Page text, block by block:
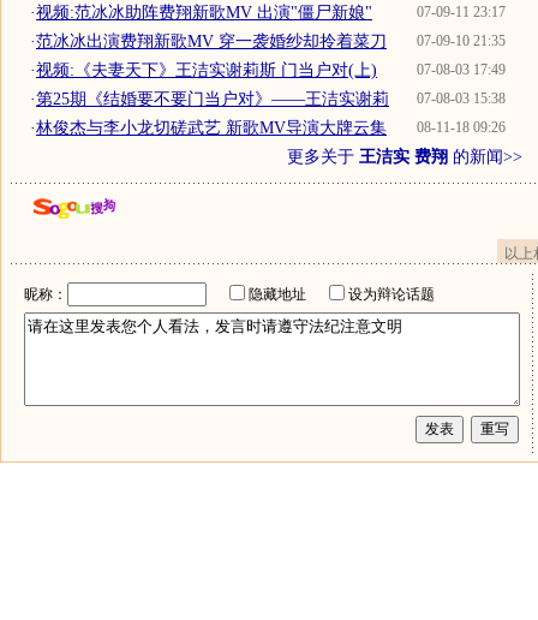
07-09-11 23:17
·视频:范冰冰助阵费翔新歌MV 出演"僵尸新娘"
07-09-10 21:35
·范冰冰出演费翔新歌MV 穿一袭婚纱却拎着菜刀
07-08-03 17:49
·视频:《夫妻天下》王洁实谢莉斯 门当户对(上)
07-08-03 15:38
·第25期《结婚要不要门当户对》——王洁实谢莉
08-11-18 09:26
·林俊杰与李小龙切磋武艺 新歌MV导演大牌云集
更多关于 王洁实 费翔 的新闻>>
以
昵称： 隐藏地址 设为辩论话题